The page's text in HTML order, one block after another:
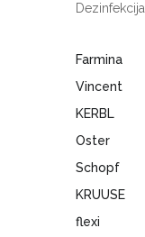
Dezinfekcija
Farmina
Vincent
KERBL
Oster
Schopf
KRUUSE
flexi